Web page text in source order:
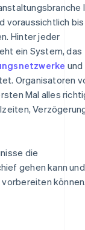
voraussichtlich bis
Hinter jeder
ein System, das
und
Organisatoren
Mal alles
die
gehen kann
vorbereiten